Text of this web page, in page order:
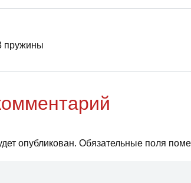
пружины
опубликован. Обязательные поля